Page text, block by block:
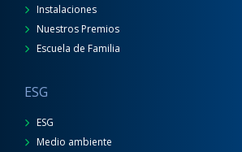
Instalaciones
Nuestros Premios
Escuela de Familia
ESG
ESG
Medio ambiente